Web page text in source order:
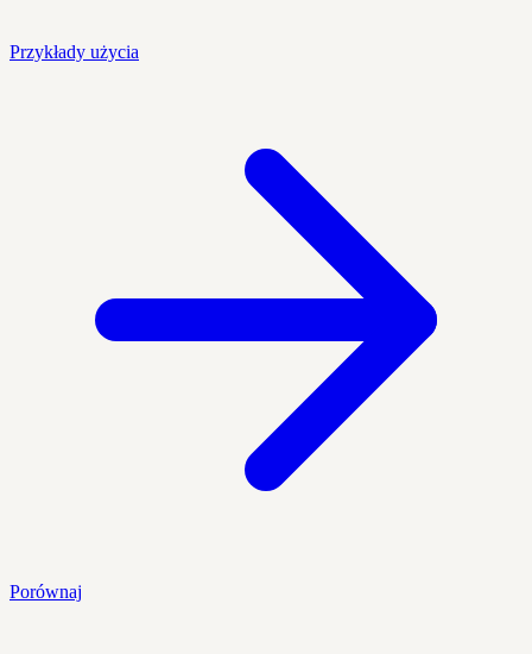
Przykłady użycia
Porównaj